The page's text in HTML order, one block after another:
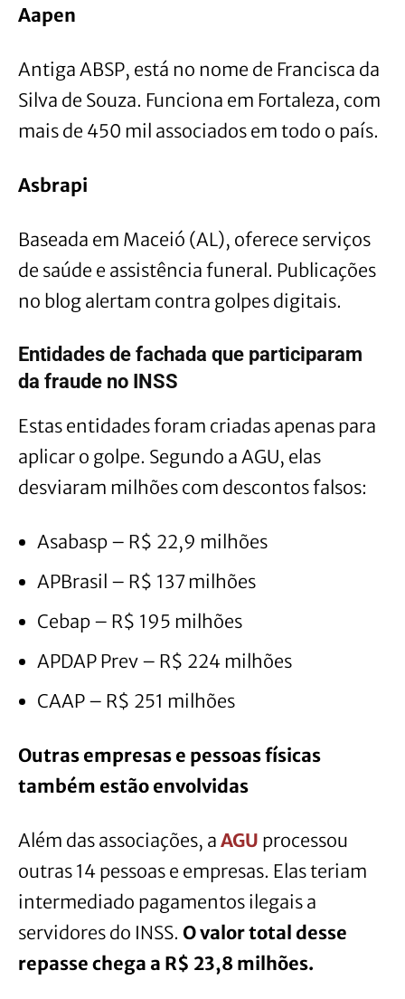
Aapen
Antiga ABSP, está no nome de Francisca da
Silva de Souza. Funciona em Fortaleza, com
mais de 450 mil associados em todo o país.
Asbrapi
Baseada em Maceió (AL), oferece serviços
de saúde e assistência funeral. Publicações
no blog alertam contra golpes digitais.
Entidades de fachada que participaram
da fraude no INSS
Estas entidades foram criadas apenas para
aplicar o golpe. Segundo a AGU, elas
desviaram milhões com descontos falsos:
Asabasp – R$ 22,9 milhões
APBrasil – R$ 137 milhões
Cebap – R$ 195 milhões
APDAP Prev – R$ 224 milhões
CAAP – R$ 251 milhões
Outras empresas e pessoas físicas
também estão envolvidas
Além das associações, a AGU processou
outras 14 pessoas e empresas. Elas teriam
intermediado pagamentos ilegais a
servidores do INSS. O valor total desse
repasse chega a R$ 23,8 milhões.